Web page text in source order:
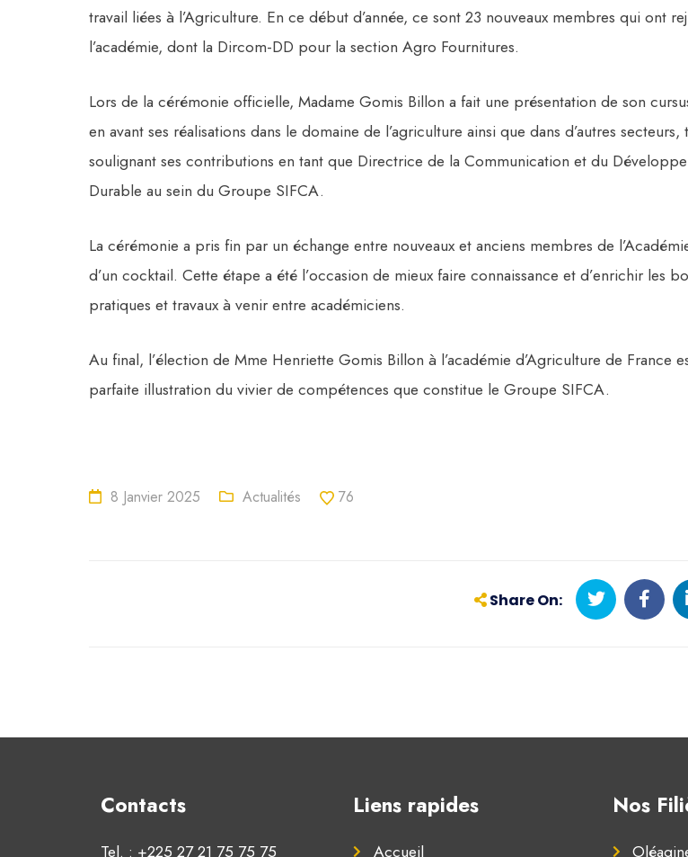
travail liées à l’Agriculture. En ce début d’année, ce sont 23 nouveaux membres qui ont
l’académie, dont la Dircom-DD pour la section Agro Fournitures.
Lors de la cérémonie officielle, Madame Gomis Billon a fait une présentation de son
en avant ses réalisations dans le domaine de l’agriculture ainsi que dans d’autres secteurs,
soulignant ses contributions en tant que Directrice de la Communication et du
Durable au sein du Groupe SIFCA.
La cérémonie a pris fin par un échange entre nouveaux et anciens membres de
d’un cocktail. Cette étape a été l’occasion de mieux faire connaissance et d’enrichir les
pratiques et travaux à venir entre académiciens.
Au final, l’élection de Mme Henriette Gomis Billon à l’académie d’Agriculture de France
parfaite illustration du vivier de compétences que constitue le Groupe SIFCA.
8 Janvier 2025 Actualités 76
Share On:
Contacts
Tel. : +225 27 21 75 75 75
Liens rapides
Accueil
Nos